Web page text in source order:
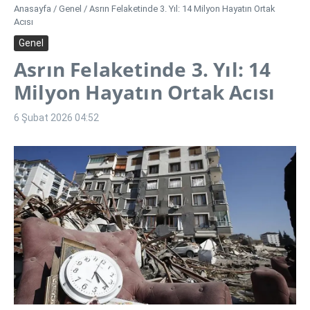
Anasayfa / Genel / Asrın Felaketinde 3. Yıl: 14 Milyon Hayatın Ortak
Acısı
Genel
Asrın Felaketinde 3. Yıl: 14
Milyon Hayatın Ortak Acısı
6 Şubat 2026 04:52